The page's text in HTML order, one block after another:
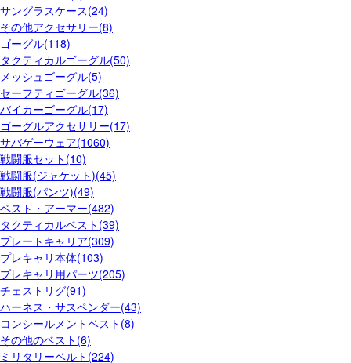
サングラスケース(24)
その他アクセサリー(8)
ゴーグル(118)
タクティカルゴーグル(50)
メッシュゴーグル(5)
セーフティゴーグル(36)
バイカーゴーグル(17)
ゴーグルアクセサリー(17)
サバゲーウェア(1060)
戦闘服セット(10)
戦闘服(ジャケット)(45)
戦闘服(パンツ)(49)
ベスト・アーマー(482)
タクティカルベスト(39)
プレートキャリア(309)
プレキャリ本体(103)
プレキャリ用パーツ(205)
チェストリグ(91)
ハーネス・サスペンダー(43)
コンシールメントベスト(8)
その他のベスト(6)
ミリタリーベルト(224)